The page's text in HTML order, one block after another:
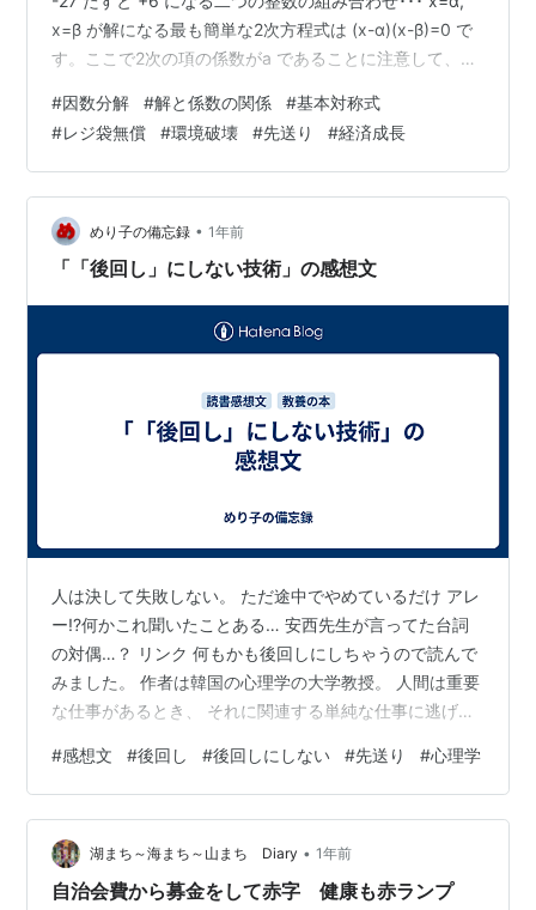
x=β が解になる最も簡単な2次方程式は (x-α)(x-β)=0 で
す。ここで2次の項の係数がa であることに注意して、
で、敢えて言わなくても a≠0 です 残念ながら、これも覚
えなさいって言われるみたいですね。あるいは「証明」
しなさいって問題が出ることもあるらしい･･･ 計算問題じ
ゃないのかと思いますが、これで証明になっているは
ず。 「x に解の値を代入すれば 0 …
#因数分解 #解と係数の関係 #基本対称式
#レジ袋無償 #環境破壊 #先送り #経済成長
めり子の備忘録 • 1年前
「「後回し」にしない技術」の感想文
人は決して失敗しない。 ただ途中でやめているだけ アレ
ー!?何かこれ聞いたことある… 安西先生が言ってた台詞
の対偶…？ リンク 何もかも後回しにしちゃうので読んで
みました。 作者は韓国の心理学の大学教授。 人間は重要
な仕事があるとき、 それに関連する単純な仕事に逃げる
う） 私だー！！！！ 家事したくないから家事の本読んだ
りしてる！！(笑) 「後回し癖」は私だけじゃなくて、 世
界中のみんなが悩んでいるんだとホッとしました。 成果
は力量×実行力で決まる。 結果を出している人は、とに
かく行動している。 そして実行力は、才能ではなく技術
#感想文 #後回し #後回しにしない #先送り #心理学
湖まち～海まち～山まち Diary • 1年前
自治会費から募金をして赤字 健康も赤ランプ